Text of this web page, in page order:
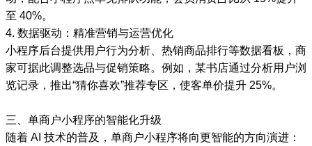
至 40%。
4. 数据驱动：精准营销与运营优化
小程序后台提供用户行为分析、热销商品排行等数据看板，商
家可据此调整选品与促销策略。例如，某书店通过分析用户浏
览记录，推出“猜你喜欢”推荐专区，使客单价提升 25%。
三、单商户小程序的智能化升级
随着 AI 技术的普及，单商户小程序将向更智能的方向演进：